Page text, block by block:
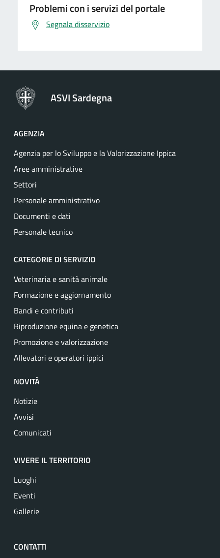
Problemi con i servizi del portale
Segnala disservizio
ASVI Sardegna
AGENZIA
Agenzia per lo Sviluppo e la Valorizzazione Ippica
Aree amministrative
Settori
Personale amministrativo
Documenti e dati
Personale tecnico
CATEGORIE DI SERVIZIO
Veterinaria e sanità animale
Formazione e aggiornamento
Bandi e contributi
Riproduzione equina e genetica
Promozione e valorizzazione
Allevatori e operatori ippici
NOVITÀ
Notizie
Avvisi
Comunicati
VIVERE IL TERRITORIO
Luoghi
Eventi
Gallerie
CONTATTI